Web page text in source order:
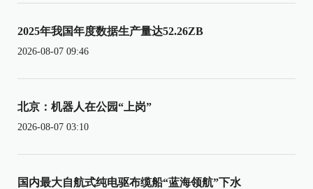
2025年我国年度数据生产量达52.26ZB
2026-08-07 09:46
北京：机器人在公园“上岗”
2026-08-07 03:10
国内最大自航式纯电驱布缆船“蓝海领航”下水